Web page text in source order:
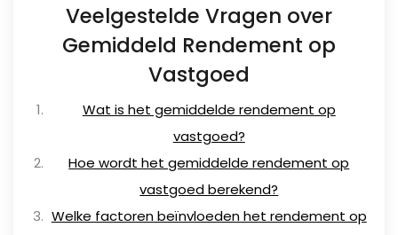
Veelgestelde Vragen over
Gemiddeld Rendement op
Vastgoed
Wat is het gemiddelde rendement op
vastgoed?
Hoe wordt het gemiddelde rendement op
vastgoed berekend?
Welke factoren beïnvloeden het rendement op